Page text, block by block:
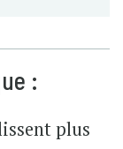
:
plus